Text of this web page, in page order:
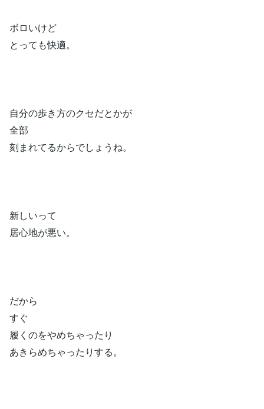
ボロいけど
とっても快適。
自分の歩き方のクセだとかが
全部
刻まれてるからでしょうね。
新しいって
居心地が悪い。
だから
すぐ
履くのをやめちゃったり
あきらめちゃったりする。